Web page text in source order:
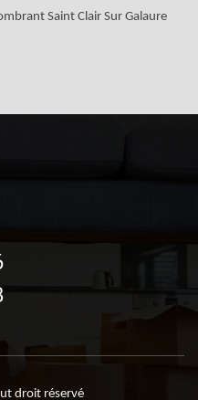
Saint Clair Sur Galaure
droit réservé